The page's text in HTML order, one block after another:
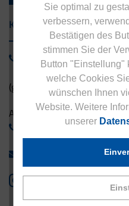
Sie optimal zu
verbessern,
Bestätigen des
stimmen Sie der
Button "Einstellung"
welche Cookies
wünschen Ihnen
Website. Weitere
unserer
Kontakt
0800 - 1 38 23 55
(gebührenfrei aus
Ausland:
+49 - 5042 940 660